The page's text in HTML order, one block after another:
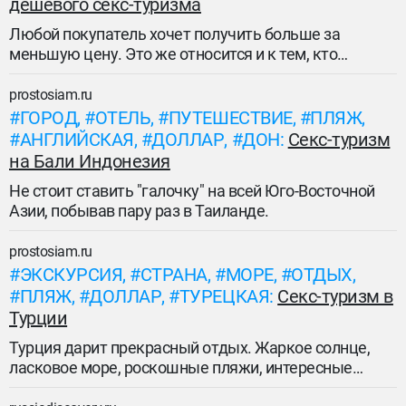
дешевого секс-туризма
Любой покупатель хочет получить больше за
меньшую цену. Это же относится и к тем, кто
prostosiam.ru
ГОРОД ОТЕЛЬ ПУТЕШЕСТВИЕ
ПЛЯЖ
АНГЛИЙСКАЯ
ДОЛЛАР ДОН Секс-туризм
на Бали Индонезия
Не стоит ставить "галочку" на всей Юго-Восточной
Азии, побывав пару раз в Таиланде.
prostosiam.ru
ЭКСКУРСИЯ СТРАНА МОРЕ
ОТДЫХ
ПЛЯЖ
ДОЛЛАР ТУРЕЦКАЯ Секс-туризм в
Турции
Турция дарит прекрасный отдых. Жаркое солнце,
ласковое море, роскошные пляжи, интересные